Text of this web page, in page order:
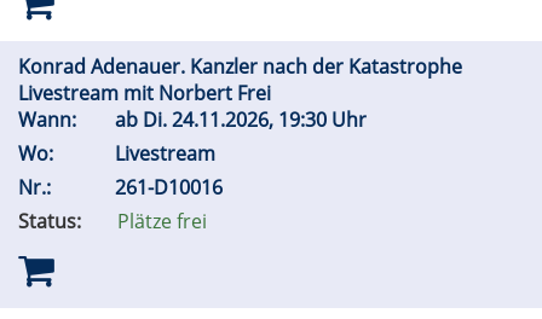
Konrad Adenauer. Kanzler nach der Katastrophe
Livestream mit Norbert Frei
Wann:
ab Di.24.11.2026, 19:30 Uhr
Wo:
Livestream
Nr.:
261-D10016
Status:
Plätze frei